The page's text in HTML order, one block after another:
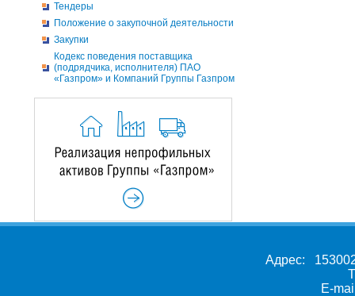
Тендеры
Положение о закупочной деятельности
Закупки
Кодекс поведения поставщика
(подрядчика, исполнителя) ПАО
«Газпром» и Компаний Группы Газпром
Адрес:
E-